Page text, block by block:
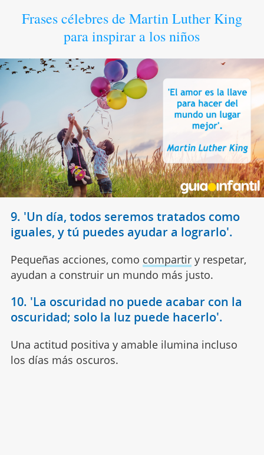
Frases célebres de Martin Luther King
para inspirar a los niños
9. 'Un día, todos seremos tratados como
iguales, y tú puedes ayudar a lograrlo'.
Pequeñas acciones, como compartiry respetar,
ayudan a construir un mundo más justo.
10. 'La oscuridad no puede acabar con la
oscuridad; solo la luz puede hacerlo'.
Una actitud positiva y amable ilumina incluso
los días más oscuros.